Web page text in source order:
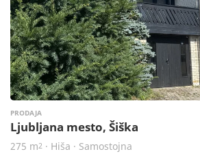
PRODAJA
Ljubljana mesto, Šiška
275 m2 · Hiša · Samostojna